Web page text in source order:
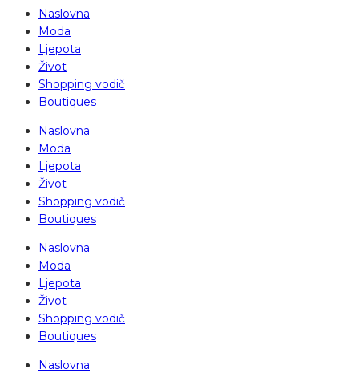
Naslovna
Moda
Ljepota
Život
Shopping vodič
Boutiques
Naslovna
Moda
Ljepota
Život
Shopping vodič
Boutiques
Naslovna
Moda
Ljepota
Život
Shopping vodič
Boutiques
Naslovna